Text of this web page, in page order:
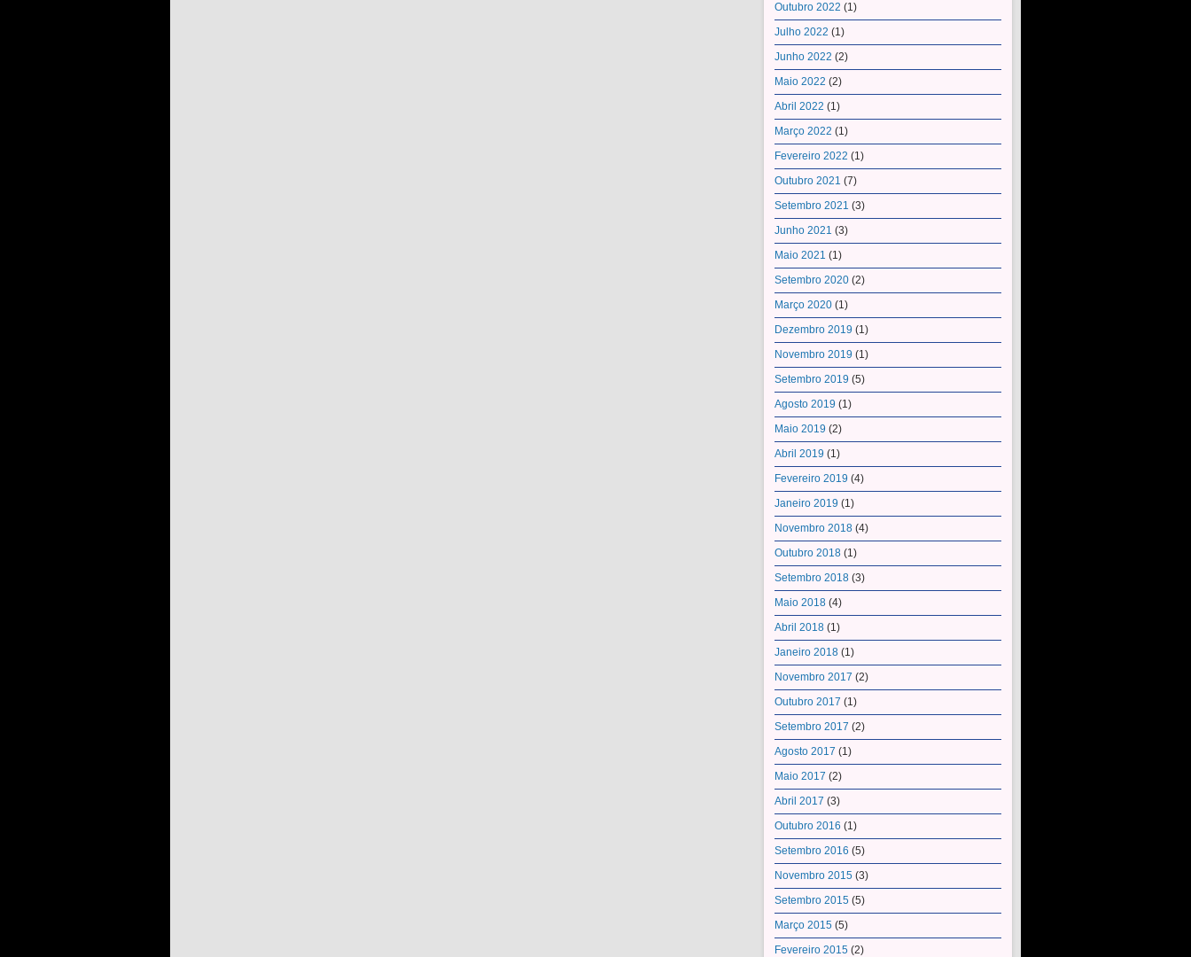
Outubro 2022 (1)
Julho 2022 (1)
Junho 2022 (2)
Maio 2022 (2)
Abril 2022 (1)
Março 2022 (1)
Fevereiro 2022 (1)
Outubro 2021 (7)
Setembro 2021 (3)
Junho 2021 (3)
Maio 2021 (1)
Setembro 2020 (2)
Março 2020 (1)
Dezembro 2019 (1)
Novembro 2019 (1)
Setembro 2019 (5)
Agosto 2019 (1)
Maio 2019 (2)
Abril 2019 (1)
Fevereiro 2019 (4)
Janeiro 2019 (1)
Novembro 2018 (4)
Outubro 2018 (1)
Setembro 2018 (3)
Maio 2018 (4)
Abril 2018 (1)
Janeiro 2018 (1)
Novembro 2017 (2)
Outubro 2017 (1)
Setembro 2017 (2)
Agosto 2017 (1)
Maio 2017 (2)
Abril 2017 (3)
Outubro 2016 (1)
Setembro 2016 (5)
Novembro 2015 (3)
Setembro 2015 (5)
Março 2015 (5)
Fevereiro 2015 (2)